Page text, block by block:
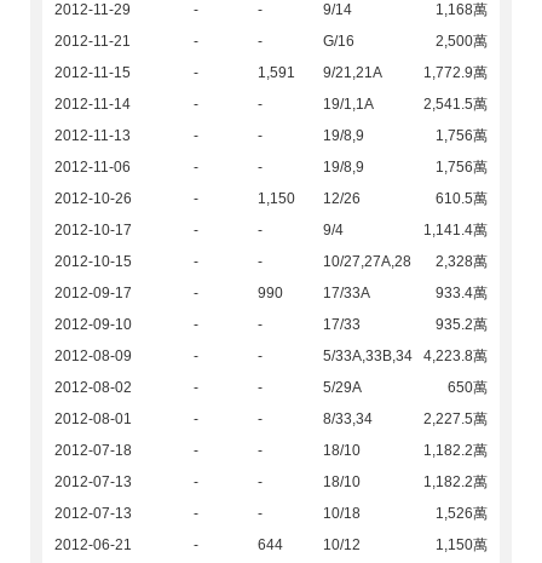
2012-11-29
- - 9/14
1,168萬
2012-11-21
- - G/16
2,500萬
2012-11-15
- 1,591 9/21,21A
1,772.9萬
2012-11-14
- - 19/1,1A
2,541.5萬
2012-11-13
- - 19/8,9
1,756萬
2012-11-06
- - 19/8,9
1,756萬
2012-10-26
- 1,150 12/26
610.5萬
2012-10-17
- - 9/4
1,141.4萬
2012-10-15
- - 10/27,27A,28
2,328萬
2012-09-17
- 990 17/33A
933.4萬
2012-09-10
- - 17/33
935.2萬
2012-08-09
- - 5/33A,33B,34
4,223.8萬
2012-08-02
- - 5/29A
650萬
2012-08-01
- - 8/33,34
2,227.5萬
2012-07-18
- - 18/10
1,182.2萬
2012-07-13
- - 18/10
1,182.2萬
2012-07-13
- - 10/18
1,526萬
2012-06-21
- 644 10/12
1,150萬